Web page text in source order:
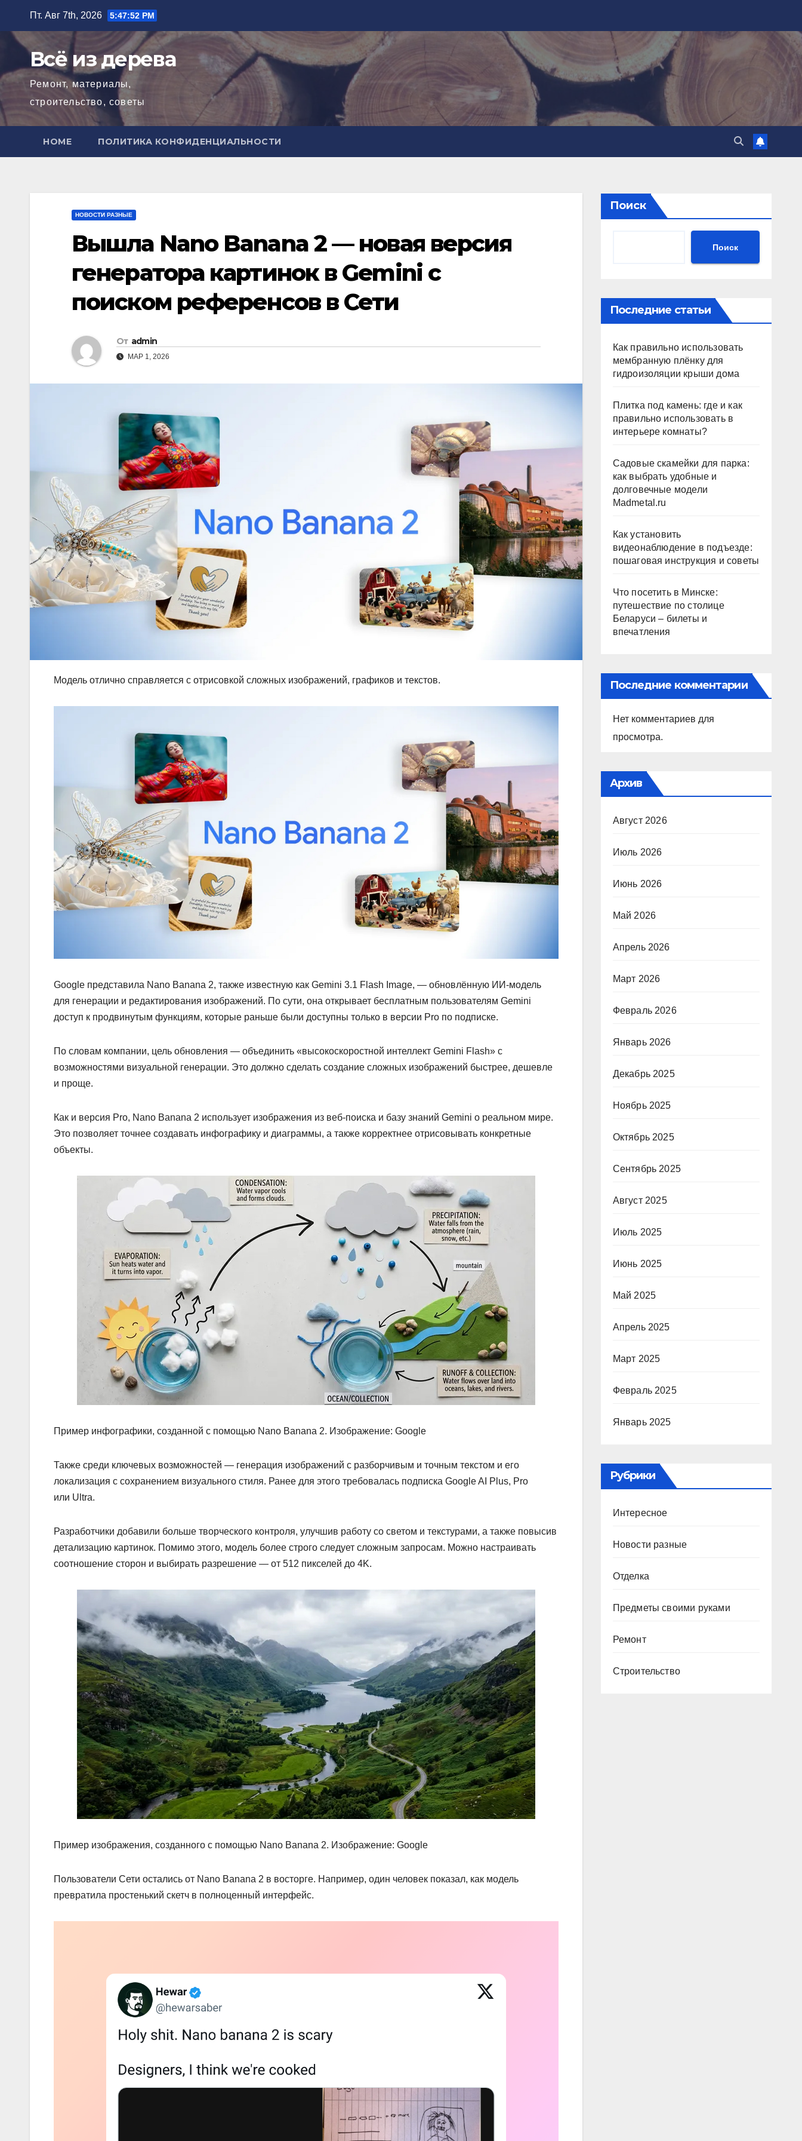
содержимому
Пт. Авг 7th, 2026 5:47:54 PM
Всё из дерева
Ремонт, материалы,
строительство, советы
HOME ПОЛИТИКА КОНФИДЕНЦИАЛЬНОСТИ
НОВОСТИ РАЗНЫЕ
Вышла Nano Banana 2 — новая версия
генератора картинок в Gemini с
поиском референсов в Сети
От admin
МАР 1, 2026
Модель отлично справляется с отрисовкой сложных изображений, графиков и текстов.
Google представила Nano Banana 2, также известную как Gemini 3.1 Flash Image, — обновлённую ИИ-модель
для генерации и редактирования изображений. По сути, она открывает бесплатным пользователям Gemini
доступ к продвинутым функциям, которые раньше были доступны только в версии Pro по подписке.
По словам компании, цель обновления — объединить «высокоскоростной интеллект Gemini Flash» с
возможностями визуальной генерации. Это должно сделать создание сложных изображений быстрее, дешевле
и проще.
Как и версия Pro, Nano Banana 2 использует изображения из веб-поиска и базу знаний Gemini о реальном мире.
Это позволяет точнее создавать инфографику и диаграммы, а также корректнее отрисовывать конкретные
объекты.
Пример инфографики, созданной с помощью Nano Banana 2. Изображение: Google
Также среди ключевых возможностей — генерация изображений с разборчивым и точным текстом и его
локализация с сохранением визуального стиля. Ранее для этого требовалась подписка Google AI Plus, Pro
или Ultra.
Разработчики добавили больше творческого контроля, улучшив работу со светом и текстурами, а также повысив
детализацию картинок. Помимо этого, модель более строго следует сложным запросам. Можно настраивать
соотношение сторон и выбирать разрешение — от 512 пикселей до 4K.
Пример изображения, созданного с помощью Nano Banana 2. Изображение: Google
Пользователи Сети остались от Nano Banana 2 в восторге. Например, один человек показал, как модель
превратила простенький скетч в полноценный интерфейс.
Поиск
Поиск
Последние статьи
Как правильно использовать
мембранную плёнку для
гидроизоляции крыши дома
Плитка под камень: где и как
правильно использовать в
интерьере комнаты?
Садовые скамейки для парка:
как выбрать удобные и
долговечные модели
Madmetal.ru
Как установить
видеонаблюдение в подъезде:
пошаговая инструкция и советы
Что посетить в Минске:
путешествие по столице
Беларуси – билеты и
впечатления
Последние комментарии
Нет комментариев для
просмотра.
Архив
Август 2026
Июль 2026
Июнь 2026
Май 2026
Апрель 2026
Март 2026
Февраль 2026
Январь 2026
Декабрь 2025
Ноябрь 2025
Октябрь 2025
Сентябрь 2025
Август 2025
Июль 2025
Июнь 2025
Май 2025
Апрель 2025
Март 2025
Февраль 2025
Январь 2025
Рубрики
Интересное
Новости разные
Отделка
Предметы своими руками
Ремонт
Строительство